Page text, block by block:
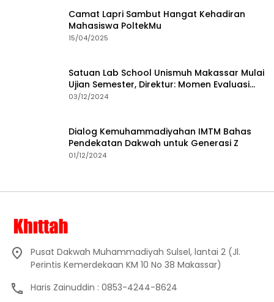
Camat Lapri Sambut Hangat Kehadiran
Mahasiswa PoltekMu
15/04/2025
Satuan Lab School Unismuh Makassar Mulai
Ujian Semester, Direktur: Momen Evaluasi
Proses Pembelajaran
03/12/2024
Dialog Kemuhammadiyahan IMTM Bahas
Pendekatan Dakwah untuk Generasi Z
01/12/2024
Pusat Dakwah Muhammadiyah Sulsel, lantai 2 (Jl.
Perintis Kemerdekaan KM 10 No 38 Makassar)
Haris Zainuddin : 0853-4244-8624